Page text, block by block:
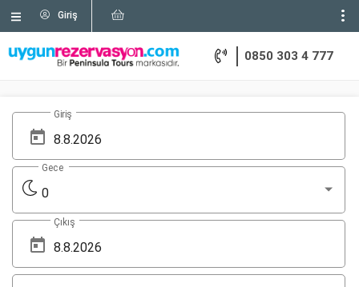
Giriş
0850 303 4 777
Giriş
0
Gece
Çıkış